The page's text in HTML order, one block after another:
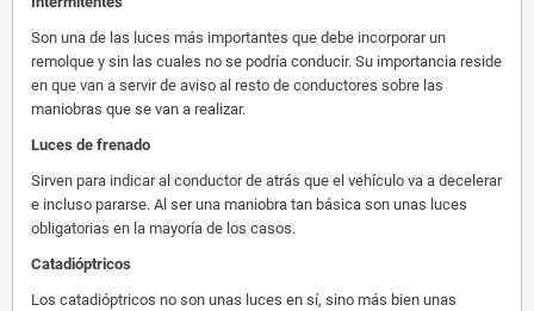
Son una de las luces más importantes que debe incorporar un
remolque y sin las cuales no se podría conducir. Su importancia reside
en que van a servir de aviso al resto de conductores sobre las
maniobras que se van a realizar.
Luces de frenado
Sirven para indicar al conductor de atrás que el vehículo va a decelerar
e incluso pararse. Al ser una maniobra tan básica son unas luces
obligatorias en la mayoría de los casos.
Catadióptricos
Los catadióptricos no son unas luces en sí, sino más bien unas